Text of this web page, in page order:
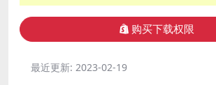
购买下载权限
最近更新: 2023-02-19